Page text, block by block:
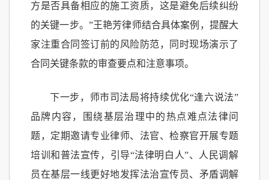
方是否具备相应的施工资质，这是避免后续纠纷
的关键一步。”王艳芳律师结合具体案例，提醒大
家注重合同签订前的风险防范，同时现场演示了
合同关键条款的审查要点和注意事项。
下一步，师市司法局将持续优化“逢六说法”
品牌内容，围绕基层治理中的热点难点法律问
题，定期邀请专业律师、法官、检察官开展专题
培训和普法宣传，引导“法律明白人”、人民调解
员在基层一线更好地发挥法治宣传员、矛盾调解